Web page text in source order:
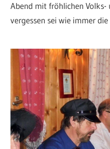
Abend mit fröhlichen
vergessen sei wie immer